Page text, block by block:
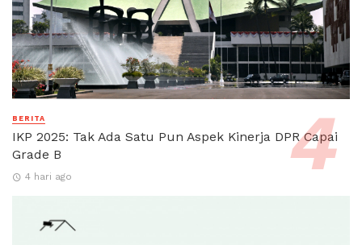
BERITA
IKP 2025: Tak Ada Satu Pun Aspek Kinerja DPR Capai
Grade B
4 hari ago